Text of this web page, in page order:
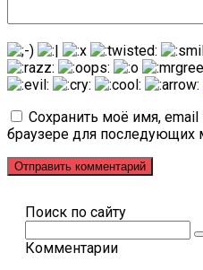
Сохранить моё имя, email
браузере для последующих
Поиск по сайту
Комментарии